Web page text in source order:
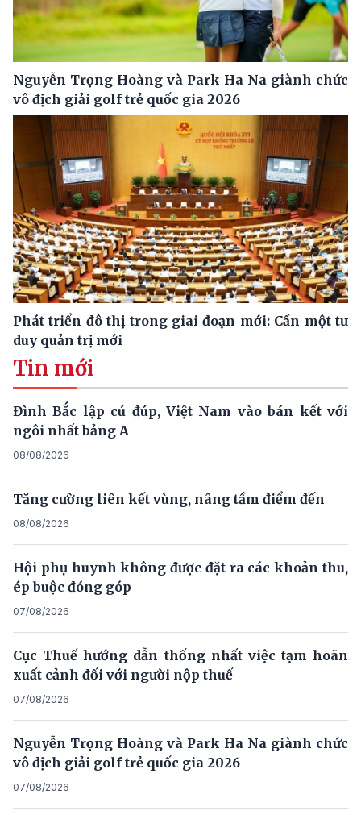
Nguyễn Trọng Hoàng và Park Ha Na giành chức
vô địch giải golf trẻ quốc gia 2026
Phát triển đô thị trong giai đoạn mới: Cần một tư
duy quản trị mới
Tin mới
Đình Bắc lập cú đúp, Việt Nam vào bán kết với
ngôi nhất bảng A
08/08/2026
Tăng cường liên kết vùng, nâng tầm điểm đến
08/08/2026
Hội phụ huynh không được đặt ra các khoản thu,
ép buộc đóng góp
07/08/2026
Cục Thuế hướng dẫn thống nhất việc tạm hoãn
xuất cảnh đối với người nộp thuế
07/08/2026
Nguyễn Trọng Hoàng và Park Ha Na giành chức
vô địch giải golf trẻ quốc gia 2026
07/08/2026